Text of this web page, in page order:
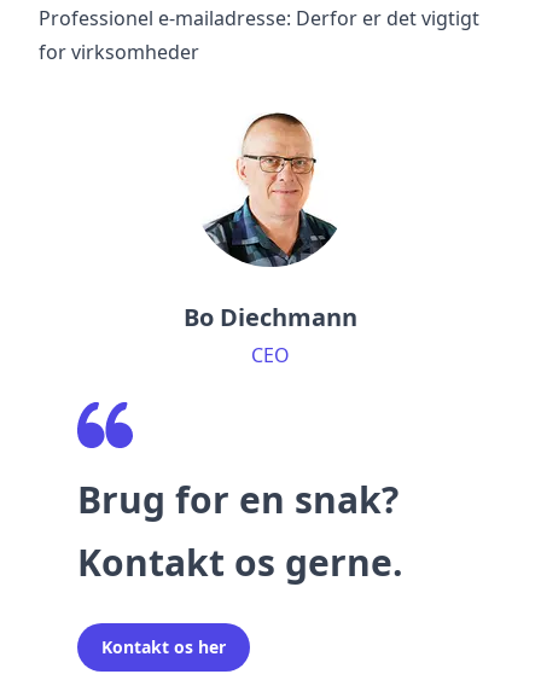
Professionel e-mailadresse: Derfor er det vigtigt
for virksomheder
Bo Diechmann
CEO
Brug for en snak?
Kontakt os gerne.
Kontakt os her